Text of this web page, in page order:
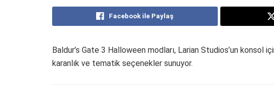
Facebook ile Paylaş
Baldur’s Gate 3 Halloween modları, Larian Studios’un konsol
karanlık ve tematik seçenekler sunuyor.